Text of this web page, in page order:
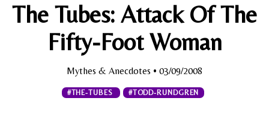
The Tubes: Attack Of The
Fifty-Foot Woman
Mythes & Anecdotes • 03/09/2008
#THE-TUBES #TODD-RUNDGREN